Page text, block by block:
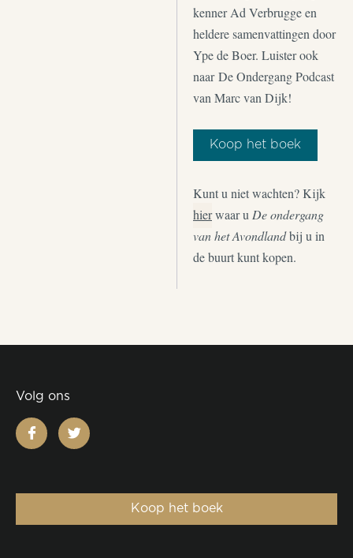
kenner Ad Verbrugge en
heldere samenvattingen door
Ype de Boer. Luister ook
naar De Ondergang Podcast
van Marc van Dijk!
Koop het boek
Kunt u niet wachten? Kijk
hierwaar u De ondergang
van het Avondlandbij u in
de buurt kunt kopen.
Volg ons
facebooktwitter
Koop het boek